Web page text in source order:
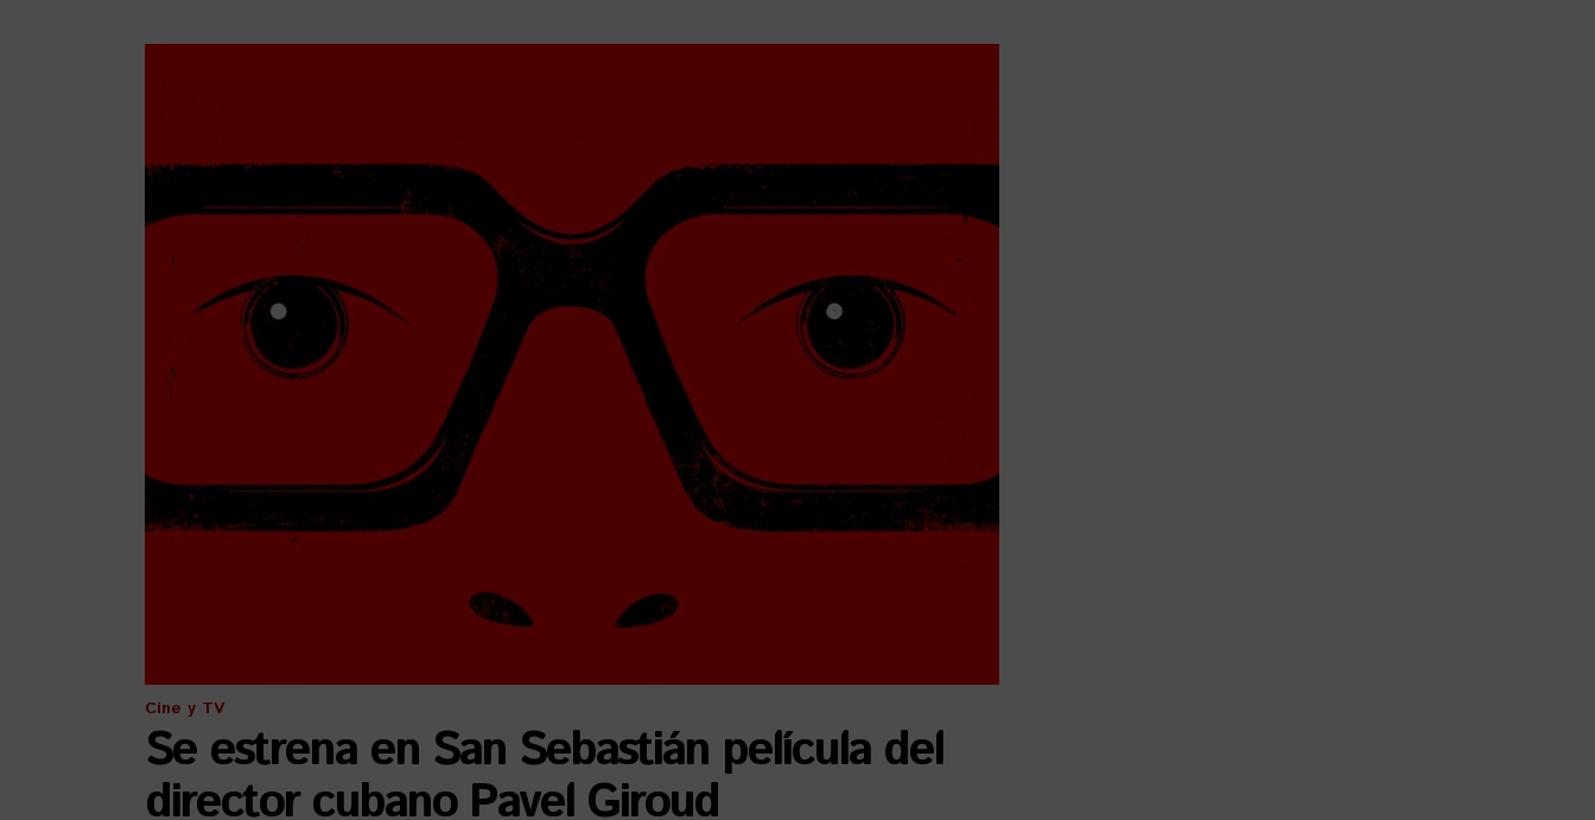
Cine y TV
Se estrena en San Sebastián película del
director cubano Pavel Giroud